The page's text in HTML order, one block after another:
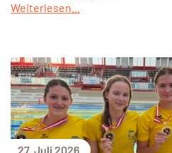
ist ab sofort möglich!